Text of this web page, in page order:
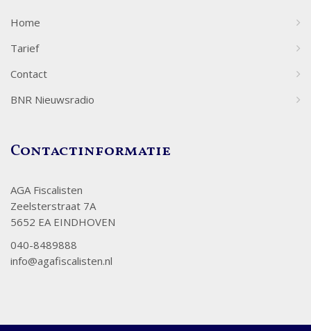
Home
Tarief
Contact
BNR Nieuwsradio
Contactinformatie
AGA Fiscalisten
Zeelsterstraat 7A
5652 EA EINDHOVEN
040-8489888
info@agafiscalisten.nl